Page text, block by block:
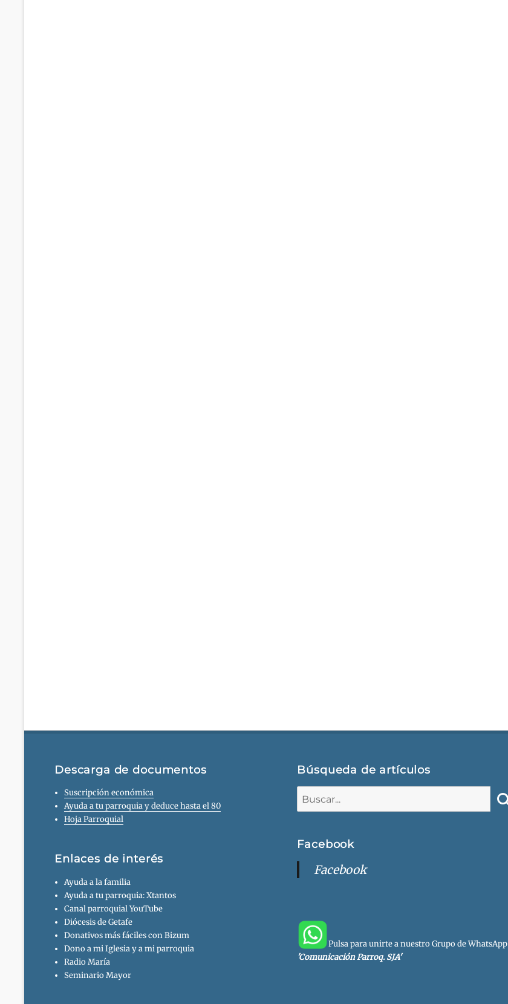
Descarga de documentos
Suscripción económica
Ayuda a tu parroquia y deduce hasta el 80
Hoja Parroquial
Enlaces de interés
Ayuda a la familia
Ayuda a tu parroquia: Xtantos
Canal parroquial YouTube
Diócesis de Getafe
Donativos más fáciles con Bizum
Dono a mi Iglesia y a mi parroquia
Radio María
Seminario Mayor
Búsqueda de artículos
Facebook
Facebook
Pulsa para unirte a nuestro Grupo de WhatsApp
'Comunicación Parroq. SJA'